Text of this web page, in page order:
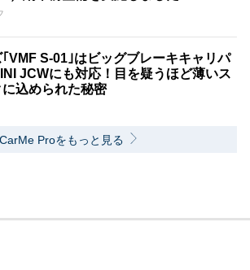
｢VMF S-01｣はビッグブレーキキャリパ
JCWにも対応！目を疑うほど薄いス
込められた秘密
CarMe Proをもっと見る